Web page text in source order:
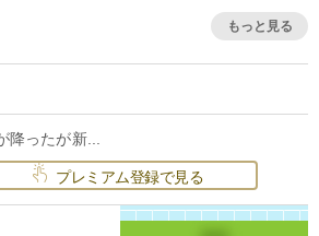
もっと見る
降ったが新...
プレミアム登録で見る